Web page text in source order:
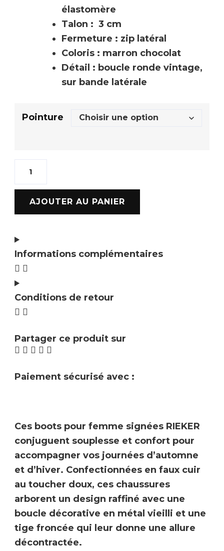
élastomère
Talon : 3 cm
Fermeture : zip latéral
Coloris : marron chocolat
Détail : boucle ronde vintage,
sur bande latérale
Pointure
AJOUTER AU PANIER
Informations complémentaires
Conditions de retour
Partager ce produit sur
Paiement sécurisé avec :
Ces boots pour femme signées RIEKER
conjuguent souplesse et confort pour
accompagner vos journées d’automne
et d’hiver. Confectionnées en faux cuir
au toucher doux, ces chaussures
arborent un design raffiné avec une
boucle décorative en métal vieilli et une
tige froncée qui leur donne une allure
décontractée.